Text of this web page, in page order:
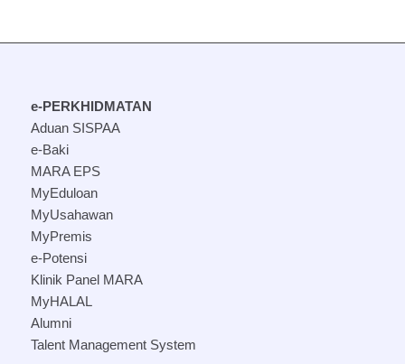
e-PERKHIDMATAN
Aduan SISPAA
e-Baki
MARA EPS
MyEduloan
MyUsahawan
MyPremis
e-Potensi
Klinik Panel MARA
MyHALAL
Alumni
Talent Management System